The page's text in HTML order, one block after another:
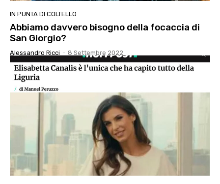
IN PUNTA DI COLTELLO
Abbiamo davvero bisogno della focaccia di
San Giorgio?
Alessandro Ricci - 8 Settembre 2022